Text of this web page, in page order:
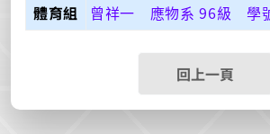
體育組
曾祥一 應物系 96級 學
回上一頁